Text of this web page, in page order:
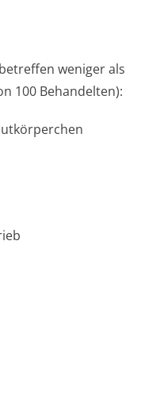
weniger als
100 Behandelten):